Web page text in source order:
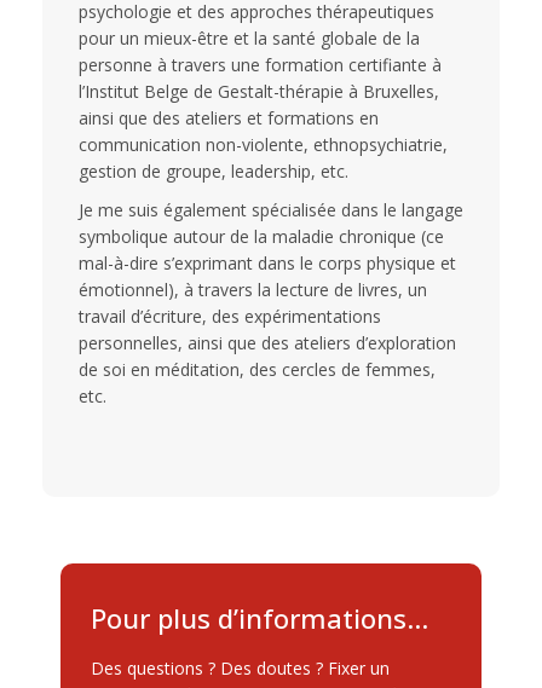
psychologie et des approches thérapeutiques
pour un mieux-être et la santé globale de la
personne à travers une formation certifiante à
l’Institut Belge de Gestalt-thérapie à Bruxelles,
ainsi que des ateliers et formations en
communication non-violente, ethnopsychiatrie,
gestion de groupe, leadership, etc.
Je me suis également spécialisée dans le langage
symbolique autour de la maladie chronique (ce
mal-à-dire s’exprimant dans le corps physique et
émotionnel), à travers la lecture de livres, un
travail d’écriture, des expérimentations
personnelles, ainsi que des ateliers d’exploration
de soi en méditation, des cercles de femmes,
etc.
Pour plus d’informations…
Des questions ? Des doutes ? Fixer un